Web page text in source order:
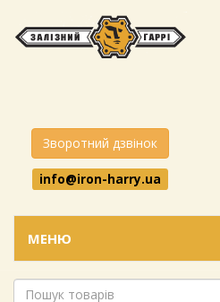
Зворотний дзвінок
info@iron-harry.ua
МЕНЮ